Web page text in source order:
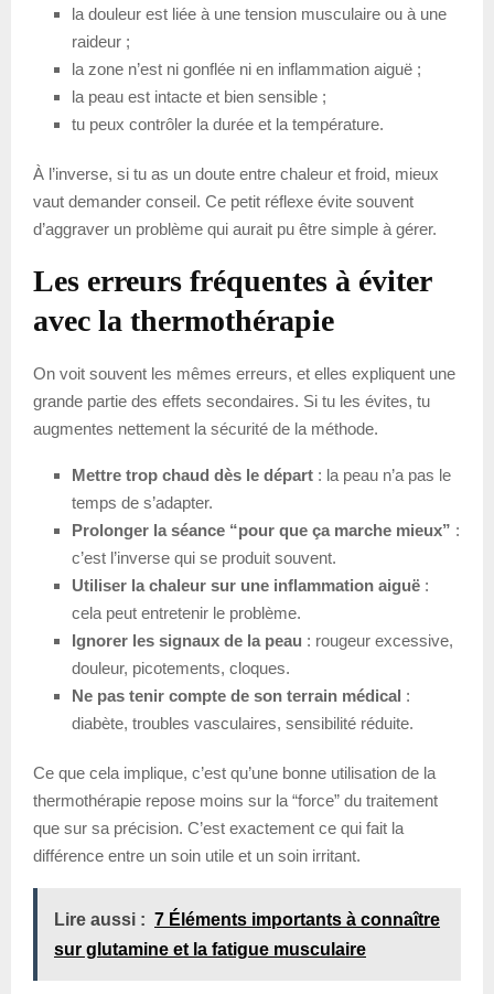
la douleur est liée à une tension musculaire ou à une
raideur ;
la zone n’est ni gonflée ni en inflammation aiguë ;
la peau est intacte et bien sensible ;
tu peux contrôler la durée et la température.
À l’inverse, si tu as un doute entre chaleur et froid, mieux
vaut demander conseil. Ce petit réflexe évite souvent
d’aggraver un problème qui aurait pu être simple à gérer.
Les erreurs fréquentes à éviter
avec la thermothérapie
On voit souvent les mêmes erreurs, et elles expliquent une
grande partie des effets secondaires. Si tu les évites, tu
augmentes nettement la sécurité de la méthode.
Mettre trop chaud dès le départ : la peau n’a pas le
temps de s’adapter.
Prolonger la séance “pour que ça marche mieux” :
c’est l’inverse qui se produit souvent.
Utiliser la chaleur sur une inflammation aiguë :
cela peut entretenir le problème.
Ignorer les signaux de la peau : rougeur excessive,
douleur, picotements, cloques.
Ne pas tenir compte de son terrain médical :
diabète, troubles vasculaires, sensibilité réduite.
Ce que cela implique, c’est qu’une bonne utilisation de la
thermothérapie repose moins sur la “force” du traitement
que sur sa précision. C’est exactement ce qui fait la
différence entre un soin utile et un soin irritant.
Lire aussi : 7 Éléments importants à connaître
sur glutamine et la fatigue musculaire